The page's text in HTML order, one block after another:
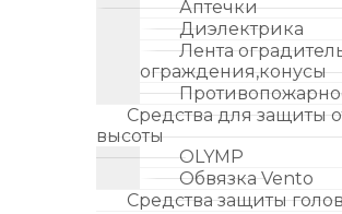
Аптечки
Диэлектрика
Лента
ограждения,конусы
Средства для защиты
высоты
OLYMP
Обвязка Vento
Средства защиты